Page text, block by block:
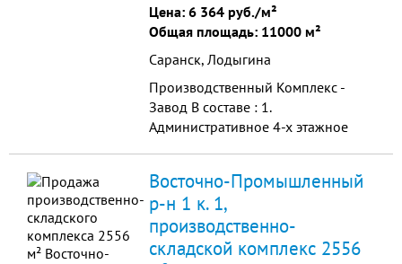
Цена: 6 364 руб./м²
Общая площадь: 11000 м²
Саранск, Лодыгина
Производственный Комплекс -
Завод В составе : 1.
Административное 4-х этажное
(Цеха-Склады)-10000м2 3.
Земельный участок в
собственности площадью 25 000
м².
Восточно-Промышленный
р-н 1 к. 1,
производственно-
складской комплекс 2556